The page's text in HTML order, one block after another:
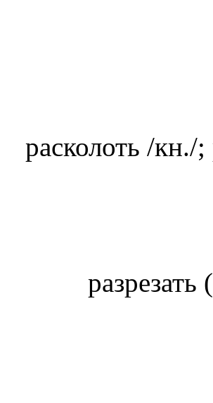
расколоть /